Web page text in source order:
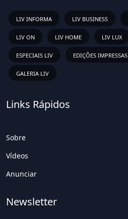
LIV INFORMA LIV BUSINESS
LIV ON LIV HOME LIV LUX
ESPECIAIS LIV EDIÇÕES IMPRESSAS
GALERIA LIV
Links Rápidos
Sobre
Vídeos
Anunciar
Newsletter